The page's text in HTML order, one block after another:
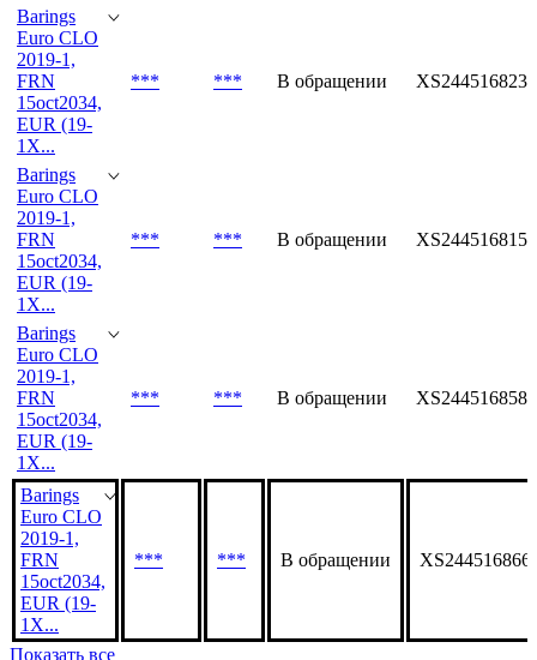
Barings
Euro CLO
2019-1,
FRN
15oct2034,
EUR (19-
1X...
*** *** В обращении XS2445168235
Barings
Euro CLO
2019-1,
FRN
15oct2034,
EUR (19-
1X...
*** *** В обращении XS2445168151
Barings
Euro CLO
2019-1,
FRN
15oct2034,
EUR (19-
1X...
*** *** В обращении XS2445168581
Barings
Euro CLO
2019-1,
FRN
15oct2034,
EUR (19-
1X...
*** *** В обращении
Показать все